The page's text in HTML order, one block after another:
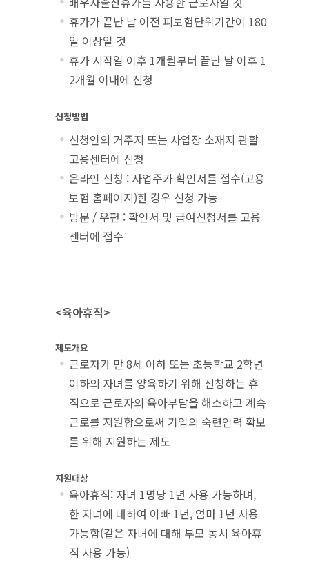
휴가가 끝난 날 이전 피보험단위기간이 180
일 이상일 것
휴가 시작일 이후 1개월부터 끝난 날 이후 1
2개월 이내에 신청
신청방법
신청인의 거주지 또는 사업장 소재지 관할
고용센터에 신청
온라인 신청 : 사업주가 확인서를 접수(고용
보험 홈페이지)한 경우 신청 가능
방문 / 우편 : 확인서 및 급여신청서를 고용
센터에 접수
<육아휴직>
제도개요
근로자가 만 8세 이하 또는 초등학교 2학년
이하의 자녀를 양육하기 위해 신청하는 휴
직으로 근로자의 육아부담을 해소하고 계속
근로를 지원함으로써 기업의 숙련인력 확보
를 위해 지원하는 제도
지원대상
육아휴직: 자녀 1명당 1년 사용 가능하며,
한 자녀에 대하여 아빠 1년, 엄마 1년 사용
가능함(같은 자녀에 대해 부모 동시 육아휴
직 사용 가능)